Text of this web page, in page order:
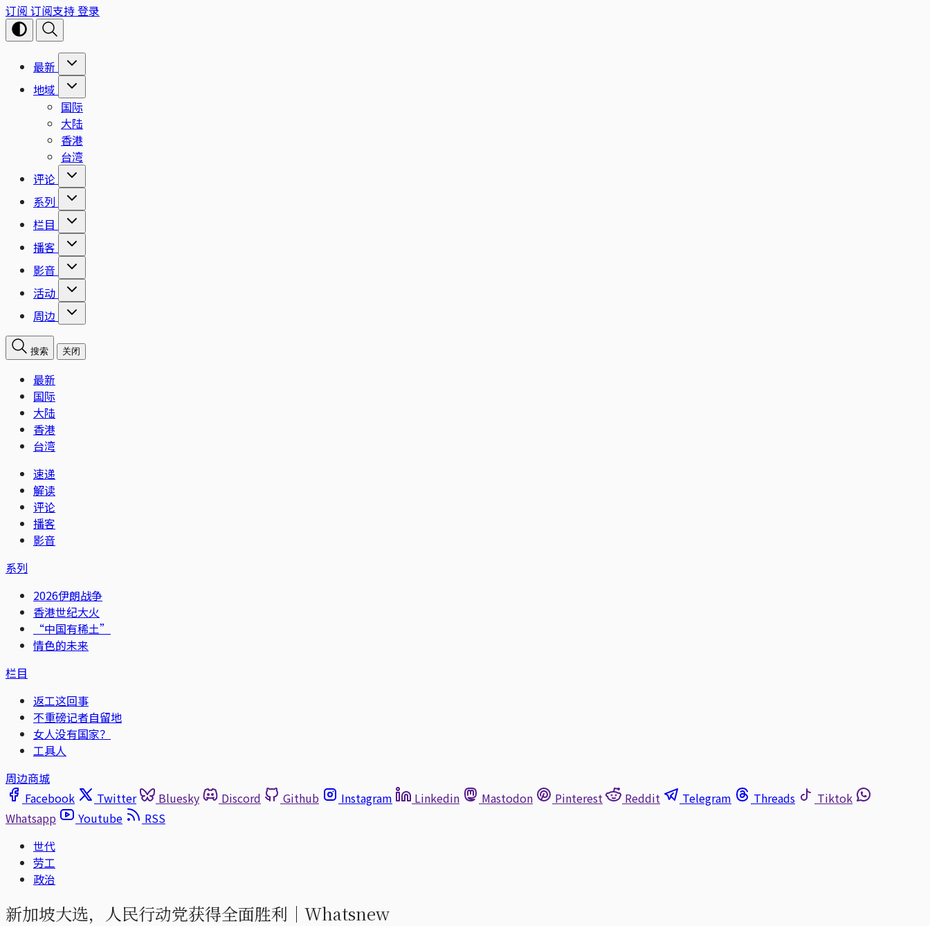
订阅 订阅支持登录
最新
地域
国际
大陆
香港
台湾
评论
系列
栏目
播客
影音
活动
周边
搜索 关闭
最新
国际
大陆
香港
台湾
速递
解读
评论
播客
影音
系列
2026伊朗战争
香港世纪大火
“中国有稀土”
情色的未来
栏目
返工这回事
不重磅记者自留地
女人没有国家？
工具人
周边商城
Facebook
Twitter Bluesky Discord Github Instagram Linkedin Mastodon Pinterest Reddit Telegram Threads
Tiktok
Whatsapp
Youtube
RSS
世代
劳工
政治
新加坡大选，人民行动党获得全面胜利｜Whatsnew